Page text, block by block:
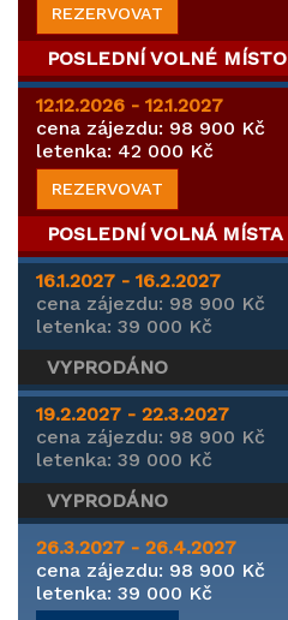
REZERVOVAT
POSLEDNÍ VOLNÉ MÍSTO
12.12.2026 - 12.1.2027
cena zájezdu: 98 900 Kč
letenka: 42 000 Kč
REZERVOVAT
POSLEDNÍ VOLNÁ MÍSTA
16.1.2027 - 16.2.2027
cena zájezdu: 98 900 Kč
letenka: 39 000 Kč
VYPRODÁNO
19.2.2027 - 22.3.2027
cena zájezdu: 98 900 Kč
letenka: 39 000 Kč
VYPRODÁNO
26.3.2027 - 26.4.2027
cena zájezdu: 98 900 Kč
letenka: 39 000 Kč